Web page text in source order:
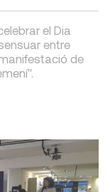
el Dia
entre
de